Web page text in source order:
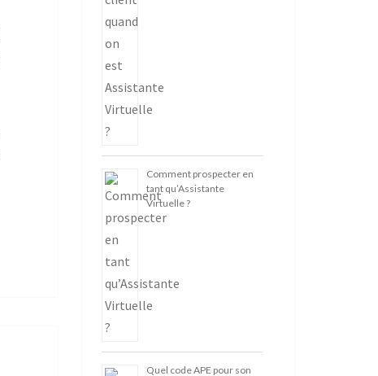
Comment prospecter en
tant qu’Assistante
Virtuelle ?
Quel code APE pour son